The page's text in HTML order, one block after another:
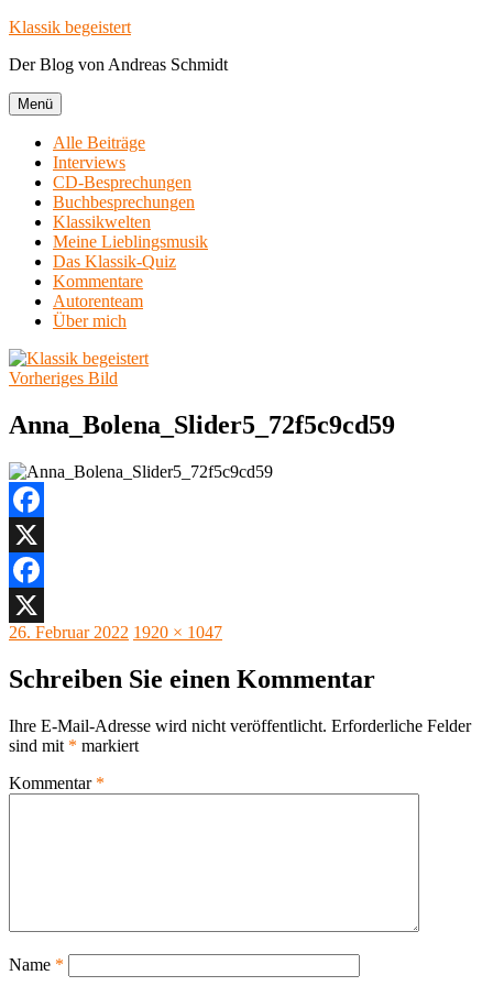
Zum
springen
Klassik begeistert
Der Blog von Andreas Schmidt
Menü
Alle Beiträge
Interviews
CD-Besprechungen
Buchbesprechungen
Klassikwelten
Meine Lieblingsmusik
Das Klassik-Quiz
Kommentare
Autorenteam
Über mich
Vorheriges Bild
Anna_Bolena_Slider5_72f5c9cd59
Facebook
X
Facebook
X
Veröffentlicht
26. Februar 2022 Originalgröße
1920 × 1047
Schreiben Sie einen Kommentar
Ihre E-Mail-Adresse wird nicht veröffentlicht. Erforderliche Felder
sind mit * markiert
Kommentar *
Name *